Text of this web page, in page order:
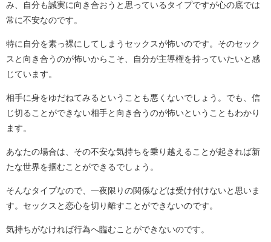
み、自分も誠実に向き合おうと思っているタイプですが心の底では
常に不安なのです。
特に自分を素っ裸にしてしまうセックスが怖いのです。そのセック
スと向き合うのが怖いからこそ、自分が主導権を持っていたいと感
じています。
相手に身をゆだねてみるということも悪くないでしょう。でも、信
じ切ることができない相手と向き合うのが怖いということもわかり
ます。
あなたの場合は、その不安な気持ちを乗り越えることが起きれば新
たな世界を掴むことができるでしょう。
そんなタイプなので、一夜限りの関係などは受け付けないと思いま
す。セックスと恋心を切り離すことができないのです。
気持ちがなければ行為へ臨むことができないのです。